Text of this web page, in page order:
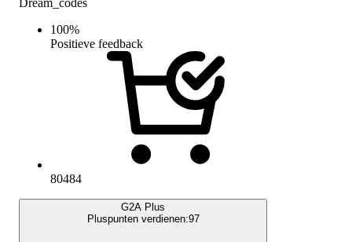
100%
Positieve feedback
80484
G2A Plus
Pluspunten verdienen:97